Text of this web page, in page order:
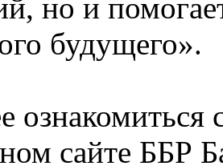
но и
будущего».
сайте ББР